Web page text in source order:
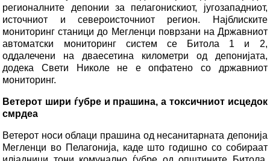
регионалните депонии за пелагонискиот, југозападниот,
источниот и североисточниот регион. Најблиските
мониторинг станици до Мегленци поврзани на Државниот
автоматски мониторинг систем се Битола 1 и 2,
оддалечени на дваесетина километри од депонијата,
додека Свети Николе не е опфатено со државниот
мониторинг.
Ветерот шири ѓубре и прашина, а токсичниот исцедок
смрдеа
Ветерот носи облаци прашина од несанитарната депонија
Мегленци во Пелагонија, каде што годишно со собираат